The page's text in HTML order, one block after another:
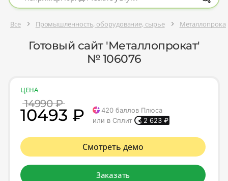
Все Промышленность, оборудование, сырье
Готовый сайт 'Металлопрокат'
№ 106076
ЦЕНА
14990 ₽
10493 ₽ 420 баллов Плюса
или в Сплит
2 623 ₽
Смотреть демо
Заказать